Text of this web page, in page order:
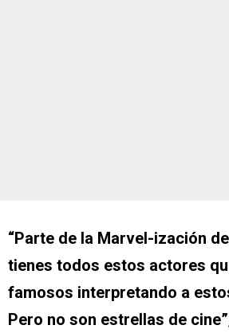
“Parte de la Marvel-ización
tienes todos estos actores
famosos interpretando a
Pero no son estrellas de cine”